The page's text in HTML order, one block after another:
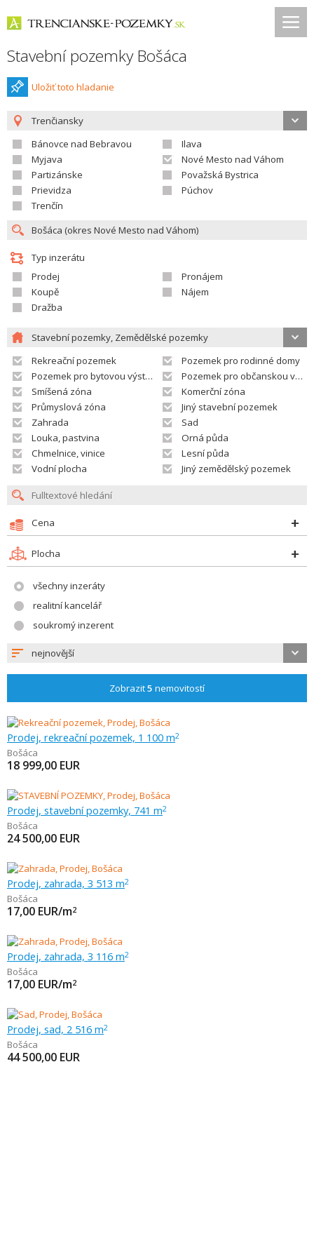
Stavební pozemky Bošáca
Uložiť toto hladanie
Trenčiansky
Bánovce nad Bebravou
Ilava
Myjava
Nové Mesto nad Váhom
Partizánske
Považská Bystrica
Prievidza
Púchov
Trenčín
Typ inzerátu
Prodej
Pronájem
Koupě
Nájem
Dražba
Stavební pozemky, Zemědělské pozemky
Rekreační pozemek
Pozemek pro rodinné domy
Pozemek pro bytovou výstavbu
Pozemek pro občanskou vybavenost
Smíšená zóna
Komerční zóna
Průmyslová zóna
Jiný stavební pozemek
Zahrada
Sad
Louka, pastvina
Orná půda
Chmelnice, vinice
Lesní půda
Vodní plocha
Jiný zemědělský pozemek
Cena
Plocha
všechny inzeráty
realitní kancelář
soukromý inzerent
nejnovější
Zobrazit5 nemovitostí
Prodej, rekreační pozemek, 1 100 m2
Bošáca
18 999,00 EUR
Prodej, stavební pozemky, 741 m2
Bošáca
24 500,00 EUR
Prodej, zahrada, 3 513 m2
Bošáca
17,00 EUR/m2
Prodej, zahrada, 3 116 m2
Bošáca
17,00 EUR/m2
Prodej, sad, 2 516 m2
Bošáca
44 500,00 EUR